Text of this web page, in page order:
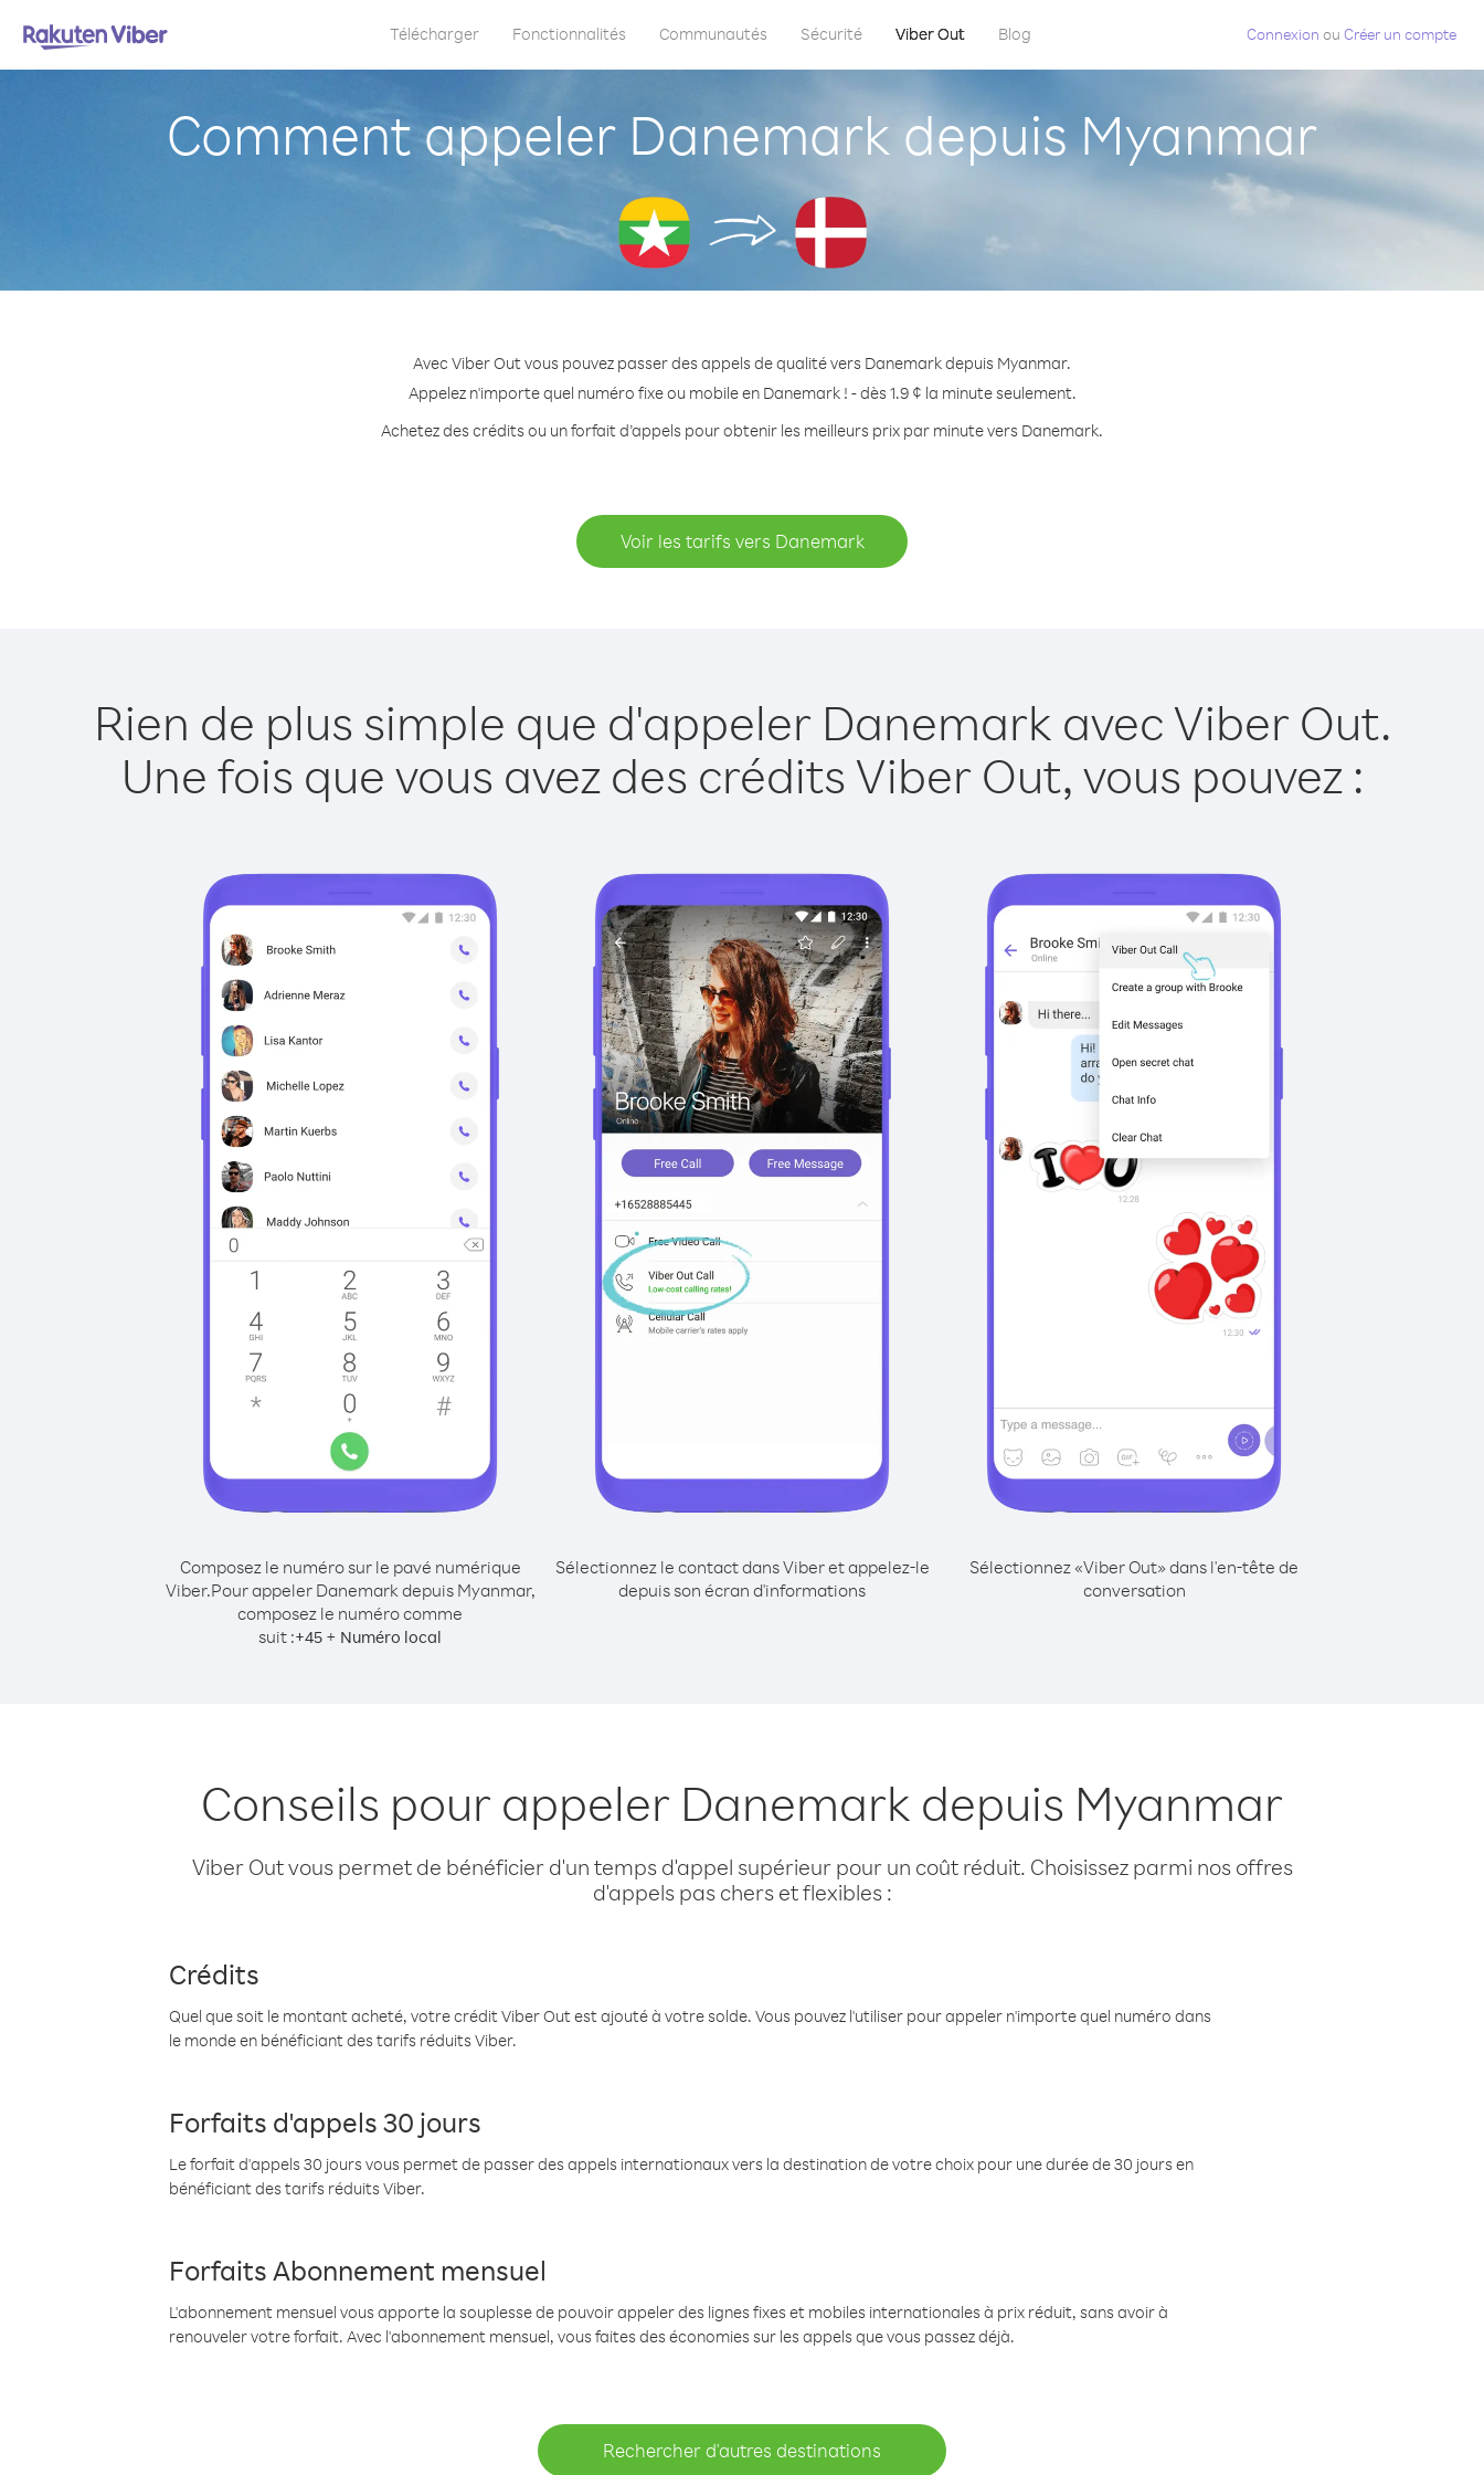
Télécharger Fonctionnalités Communautés Sécurité Viber Out Blog Connexion ou Créer un compte
Comment appeler Danemark depuis Myanmar
Avec Viber Out vous pouvez passer des appels de qualité vers Danemark depuis Myanmar.
Appelez n'importe quel numéro fixe ou mobile en Danemark ! - dès 1.9 ¢ la minute seulement.
Achetez des crédits ou un forfait d’appels pour obtenir les meilleurs prix par minute vers Danemark.
Voir les tarifs vers Danemark
Rien de plus simple que d'appeler Danemark avec Viber Out.
Une fois que vous avez des crédits Viber Out, vous pouvez :
Composez le numéro sur le pavé numérique
Viber.Pour appeler Danemark depuis Myanmar,
composez le numéro comme
suit :+45 + Numéro local
Sélectionnez le contact dans Viber et appelez-le
depuis son écran d'informations
Sélectionnez «Viber Out» dans l'en-tête de
conversation
Conseils pour appeler Danemark depuis Myanmar
Viber Out vous permet de bénéficier d'un temps d'appel supérieur pour un coût réduit. Choisissez parmi nos offres
d'appels pas chers et flexibles :
Crédits
Quel que soit le montant acheté, votre crédit Viber Out est ajouté à votre solde. Vous pouvez l'utiliser pour appeler n'importe quel numéro dans
le monde en bénéficiant des tarifs réduits Viber.
Forfaits d'appels 30 jours
Le forfait d'appels 30 jours vous permet de passer des appels internationaux vers la destination de votre choix pour une durée de 30 jours en
bénéficiant des tarifs réduits Viber.
Forfaits Abonnement mensuel
L'abonnement mensuel vous apporte la souplesse de pouvoir appeler des lignes fixes et mobiles internationales à prix réduit, sans avoir à
renouveler votre forfait. Avec l'abonnement mensuel, vous faites des économies sur les appels que vous passez déjà.
Rechercher d'autres destinations